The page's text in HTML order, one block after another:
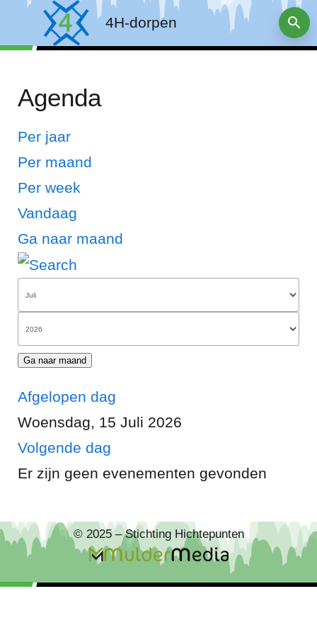
4H-dorpen
Agenda
Per jaar
Per maand
Per week
Vandaag
Ga naar maand
Ga naar maand
Afgelopen dag
Woensdag, 15 Juli 2026
Volgende dag
Er zijn geen evenementen gevonden
© 2025 – Stichting Hichtepunten